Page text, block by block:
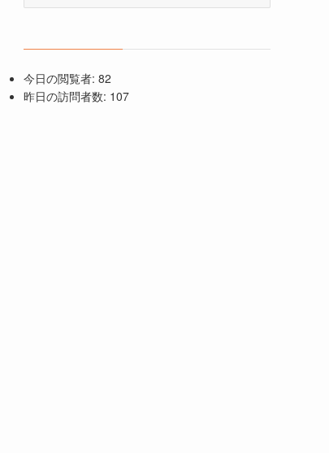
ブ
今日の閲覧者: 82
昨日の訪問者数: 107